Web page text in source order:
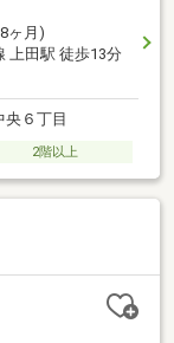
ヶ月)
上田駅 徒歩13分
６丁目
2階以上